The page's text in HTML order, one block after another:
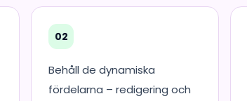
02
Behåll de dynamiska
fördelarna – redigering och